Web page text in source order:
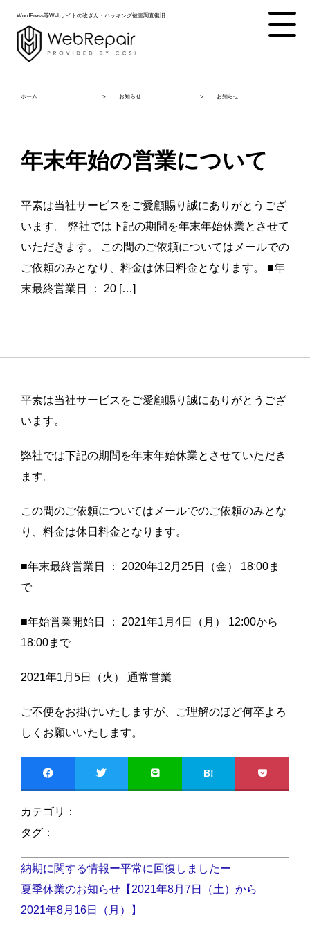
WordPress等Webサイトの改ざん・ハッキング被害調査復旧
ホーム お知らせ お知らせ
年末年始の営業について
平素は当社サービスをご愛顧賜り誠にありがとうござ
います。 弊社では下記の期間を年末年始休業とさせて
いただきます。 この間のご依頼についてはメールでの
ご依頼のみとなり、料金は休日料金となります。 ■年
末最終営業日 ： 20 […]
平素は当社サービスをご愛顧賜り誠にありがとうござ
います。
弊社では下記の期間を年末年始休業とさせていただき
ます。
この間のご依頼についてはメールでのご依頼のみとな
り、料金は休日料金となります。
■年末最終営業日 ： 2020年12月25日（金） 18:00ま
で
■年始営業開始日 ： 2021年1月4日（月） 12:00から
18:00まで
2021年1月5日（火） 通常営業
ご不便をお掛けいたしますが、ご理解のほど何卒よろ
しくお願いいたします。
B!
カテゴリ：
タグ：
納期に関する情報ー平常に回復しましたー
夏季休業のお知らせ【2021年8月7日（土）から
2021年8月16日（月）】